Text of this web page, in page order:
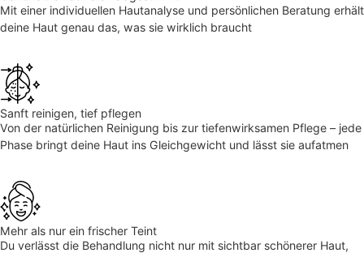
Mit einer individuellen Hautanalyse und persönlichen Beratung erhält
deine Haut genau das, was sie wirklich braucht
Sanft reinigen, tief pflegen
Von der natürlichen Reinigung bis zur tiefenwirksamen Pflege – jede
Phase bringt deine Haut ins Gleichgewicht und lässt sie aufatmen
Mehr als nur ein frischer Teint
Du verlässt die Behandlung nicht nur mit sichtbar schönerer Haut,